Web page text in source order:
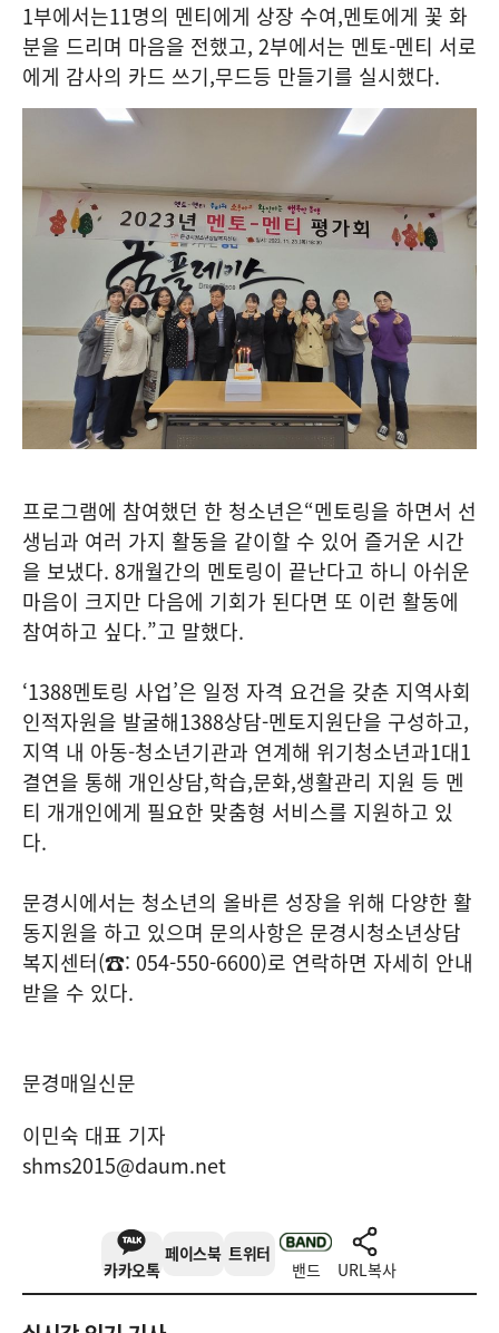
1부에서는11명의 멘티에게 상장 수여,멘토에게 꽃 화
분을 드리며 마음을 전했고, 2부에서는 멘토-멘티 서로
에게 감사의 카드 쓰기,무드등 만들기를 실시했다.
프로그램에 참여했던 한 청소년은“멘토링을 하면서 선
생님과 여러 가지 활동을 같이할 수 있어 즐거운 시간
을 보냈다. 8개월간의 멘토링이 끝난다고 하니 아쉬운
마음이 크지만 다음에 기회가 된다면 또 이런 활동에
참여하고 싶다.”고 말했다.
‘1388멘토링 사업’은 일정 자격 요건을 갖춘 지역사회
인적자원을 발굴해1388상담-멘토지원단을 구성하고,
지역 내 아동-청소년기관과 연계해 위기청소년과1대1
결연을 통해 개인상담,학습,문화,생활관리 지원 등 멘
티 개개인에게 필요한 맞춤형 서비스를 지원하고 있
다.
문경시에서는 청소년의 올바른 성장을 위해 다양한 활
동지원을 하고 있으며 문의사항은 문경시청소년상담
복지센터(☎: 054-550-6600)로 연락하면 자세히 안내
받을 수 있다.
문경매일신문
이민숙 대표 기자
shms2015@daum.net
카카오톡
페이스북 트위터
밴드 URL복사